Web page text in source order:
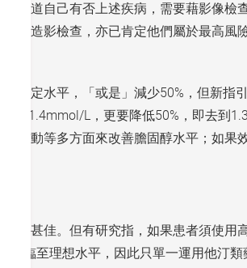
必知道自己有否上述疾病，需要藉影像
管造影檢查，亦已肯定他們屬於最高風險
至特定水平，「或是」減少50%，但新
至1.4mmol/L，更要降低50%，即去
運動等多方面來改善膽固醇水平；如果
成效甚佳。但有研究指，如果患者須使
可臨至理想水平，因此只單一運用他